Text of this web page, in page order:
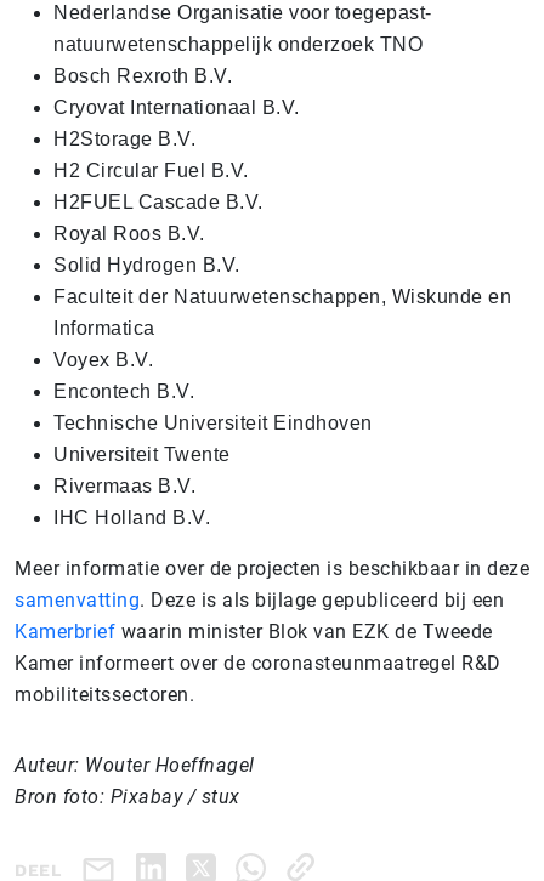
Nederlandse Organisatie voor toegepast-
natuurwetenschappelijk onderzoek TNO
Bosch Rexroth B.V.
Cryovat Internationaal B.V.
H2Storage B.V.
H2 Circular Fuel B.V.
H2FUEL Cascade B.V.
Royal Roos B.V.
Solid Hydrogen B.V.
Faculteit der Natuurwetenschappen, Wiskunde en
Informatica
Voyex B.V.
Encontech B.V.
Technische Universiteit Eindhoven
Universiteit Twente
Rivermaas B.V.
IHC Holland B.V.
Meer informatie over de projecten is beschikbaar in deze
samenvatting. Deze is als bijlage gepubliceerd bij een
Kamerbrief waarin minister Blok van EZK de Tweede
Kamer informeert over de coronasteunmaatregel R&D
mobiliteitssectoren.
Auteur: Wouter Hoeffnagel
Bron foto: Pixabay / stux
DEEL